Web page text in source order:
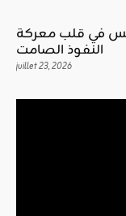
في قلب معركة
النفوذ الصامت
juillet 23, 2026